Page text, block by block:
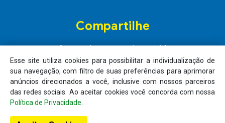
Compartilhe
Acompanhe nossas redes sociais!
Esse site utiliza cookies para possibilitar a individualização de
sua navegação, com filtro de suas preferências para aprimorar
anúncios direcionados a você, inclusive com nossos parceiros
das redes sociais. Ao aceitar cookies você concorda com nossa
Política de Privacidade